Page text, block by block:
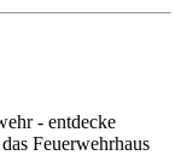
- entdecke
Feuerwehrhaus